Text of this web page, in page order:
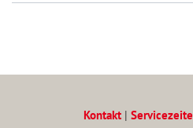
Kontakt |